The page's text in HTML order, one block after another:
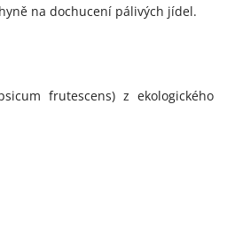
na dochucení pálivých jídel.
frutescens) z ekologického